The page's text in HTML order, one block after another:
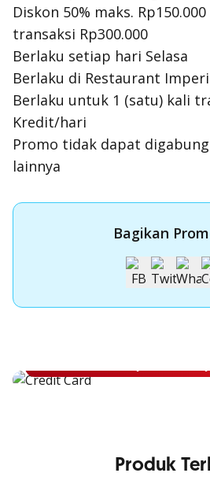
Diskon 50% maks.
transaksi Rp300.000
Berlaku setiap hari Selasa
Berlaku di Restaurant
Berlaku untuk 1 (satu) kali
Kredit/hari
Promo tidak dapat
lainnya
Bagikan
Apply Kartu Kredit
Produk